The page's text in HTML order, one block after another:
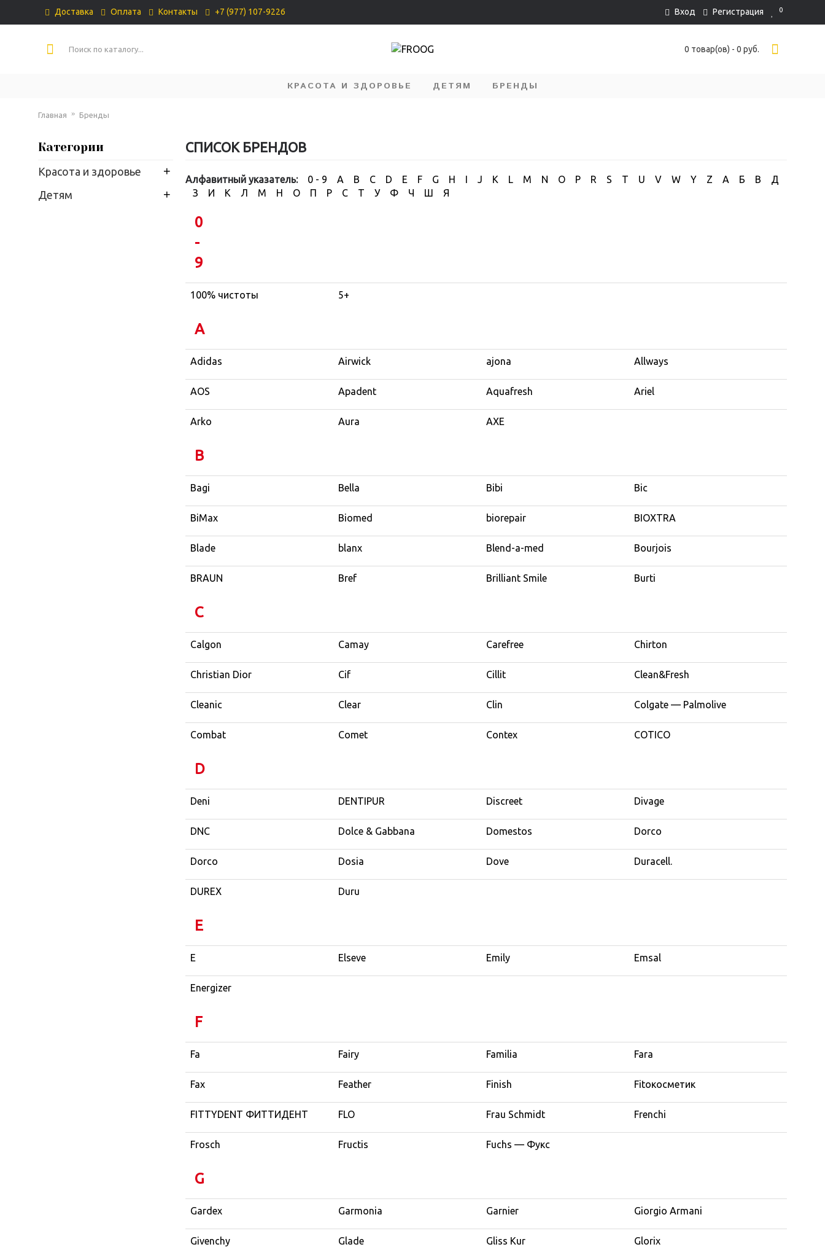
Доставка Оплата Контакты +7 (977) 107-9226 Вход Регистрация 0
0 товар(ов) - 0 руб.
КРАСОТА И ЗДОРОВЬЕ ДЕТЯМ БРЕНДЫ
Главная Бренды
Категории
Красота и здоровье +
Детям +
СПИСОК БРЕНДОВ
Алфавитный указатель: 0 - 9 A B C D E F G H I J K L M N O P R S T U V W Y Z А Б В
Д
З
И К Л М Н О П Р С Т У Ф Ч Ш Я
0
-
9
100% чистоты 5+
A
Adidas Airwick ajona Allways
AOS Apadent Aquafresh Ariel
Arko Aura AXE
B
Bagi Bella Bibi Bic
BiMax Biomed biorepair BIOXTRA
Blade blanx Blend-a-med Bourjois
BRAUN Bref Brilliant Smile Burti
C
Calgon Camay Carefree Chirton
Christian Dior Cif Cillit Clean&Fresh
Cleanic Clear Clin Colgate — Palmolive
Combat Comet Contex COTICO
D
Deni DENTIPUR Discreet Divage
DNC Dolce & Gabbana Domestos Dorco
Dorco Dosia Dove Duracell.
DUREX Duru
E
E Elseve Emily Emsal
Energizer
F
Fa Fairy Familia Fara
Fax Feather Finish Fitoкосметик
FITTYDENT ФИТТИДЕНТ FLO Frau Schmidt Frenchi
Frosch Fructis Fuchs — Фукс
G
Gardex Garmonia Garnier Giorgio Armani
Givenchy Glade Gliss Kur Glorix